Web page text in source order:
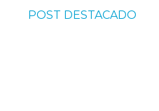
POST DESTACADO